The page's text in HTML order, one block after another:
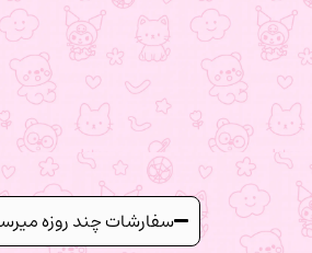
سفارشات چند روزه